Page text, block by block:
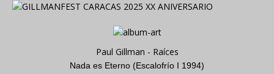
Paul Gillman - Raíces
Nada es Eterno (Escalofrío I 1994)